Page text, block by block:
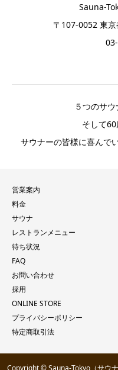
Sauna-
〒107-0052 東
５つのサウ
そして60
サウナーの皆様に喜んで
営業案内
料金
サウナ
レストランメニュー
待ち状況
FAQ
お問い合わせ
採用
ONLINE STORE
プライバシーポリシー
特定商取引法
Copyright © Sauna-Tokyo（サウ